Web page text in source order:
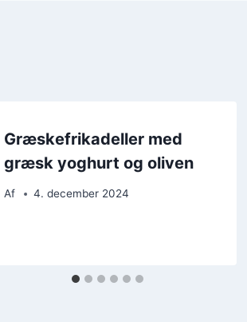
Græskefrikadeller med
græsk yoghurt og oliven
Af 4. december 2024